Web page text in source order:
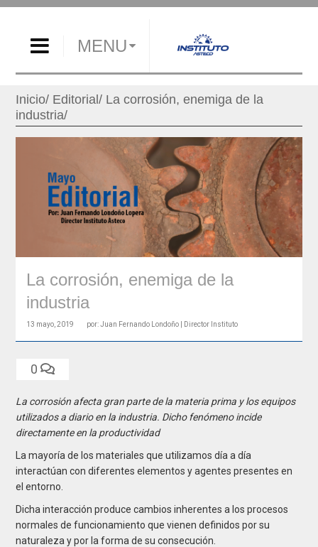
MENU
Inicio Editorial La corrosión, enemiga de la
industria
La corrosión, enemiga de la
industria
13 mayo, 2019 por: Juan Fernando Londoño | Director Instituto
0
La corrosión afecta gran parte de la materia prima y los equipos
utilizados a diario en la industria. Dicho fenómeno incide
directamente en la productividad
La mayoría de los materiales que utilizamos día a día
interactúan con diferentes elementos y agentes presentes en
el entorno.
Dicha interacción produce cambios inherentes a los procesos
normales de funcionamiento que vienen definidos por su
naturaleza y por la forma de su consecución.